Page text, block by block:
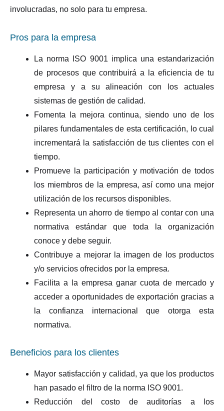
involucradas, no solo para tu empresa.
Pros para la empresa
La norma ISO 9001 implica una estandarización
de procesos que contribuirá a la eficiencia de tu
empresa y a su alineación con los actuales
sistemas de gestión de calidad.
Fomenta la mejora continua, siendo uno de los
pilares fundamentales de esta certificación, lo cual
incrementará la satisfacción de tus clientes con el
tiempo.
Promueve la participación y motivación de todos
los miembros de la empresa, así como una mejor
utilización de los recursos disponibles.
Representa un ahorro de tiempo al contar con una
normativa estándar que toda la organización
conoce y debe seguir.
Contribuye a mejorar la imagen de los productos
y/o servicios ofrecidos por la empresa.
Facilita a la empresa ganar cuota de mercado y
acceder a oportunidades de exportación gracias a
la confianza internacional que otorga esta
normativa.
Beneficios para los clientes
Mayor satisfacción y calidad, ya que los productos
han pasado el filtro de la norma ISO 9001.
Reducción del costo de auditorías a los